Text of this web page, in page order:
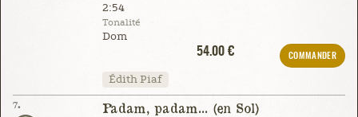
2:54
Tonalité
Dom
54.00 €
COMMANDER
Édith Piaf
7. Padam, padam... (en Sol)